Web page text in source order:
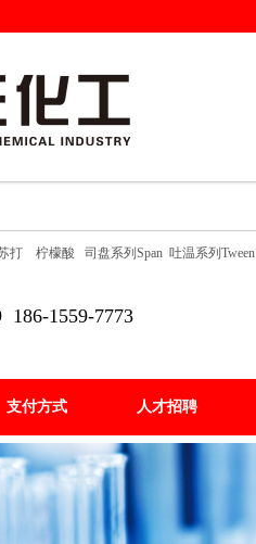
186-1559-7773
打 柠檬酸 司盘系列Span 吐温系列Tween
支付方式 人才招聘